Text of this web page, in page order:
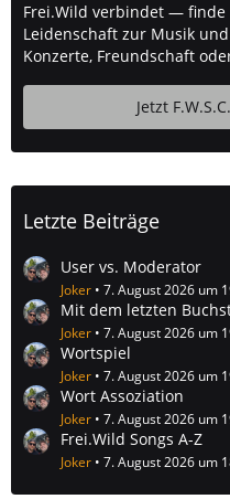
Frei.Wild verbindet — finde
Leidenschaft zur Musik
Konzerte, Freundschaft
Jetzt
Letzte Beiträge
User vs. Moderator
Joker 7. August 2026 um
Mit dem letzten
Joker 7. August 2026 um
Wortspiel
Joker 7. August 2026 um
Wort Assoziation
Joker 7. August 2026 um
Frei.Wild Songs A-Z
Joker 7. August 2026 um